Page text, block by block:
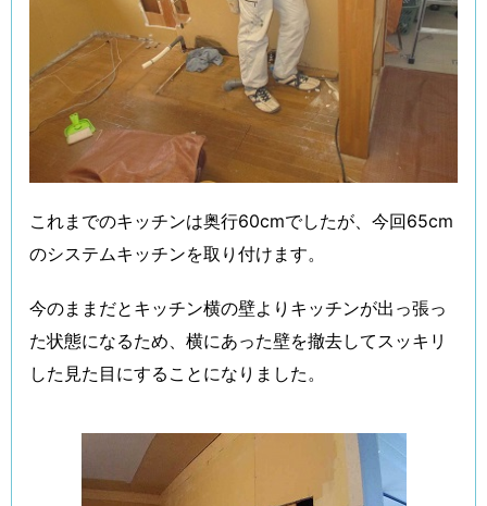
これまでのキッチンは奥行60cmでしたが、今回65cm
のシステムキッチンを取り付けます。
今のままだとキッチン横の壁よりキッチンが出っ張っ
た状態になるため、横にあった壁を撤去してスッキリ
した見た目にすることになりました。